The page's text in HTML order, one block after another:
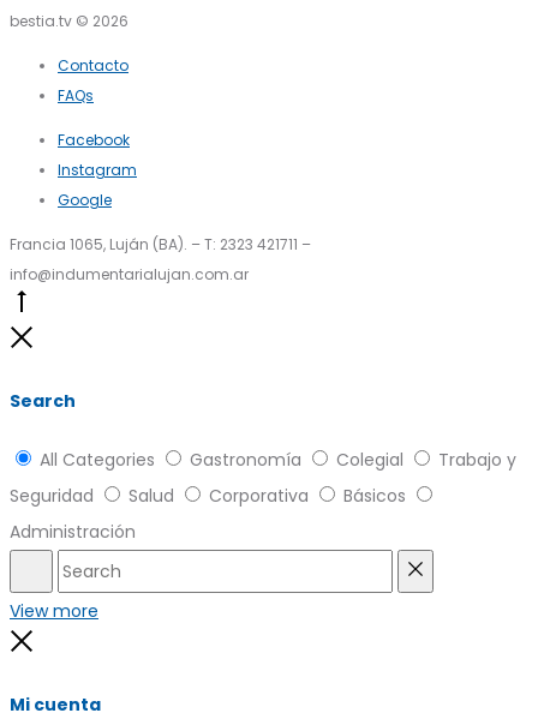
bestia.tv © 2026
Contacto
FAQs
Facebook
Instagram
Google
Francia 1065, Luján (BA). – T: 2323 421711 –
info@indumentarialujan.com.ar
Search
All Categories Gastronomía Colegial
Trabajo y
Seguridad
Salud Corporativa
Básicos
Administración
Search
View more
Mi cuenta